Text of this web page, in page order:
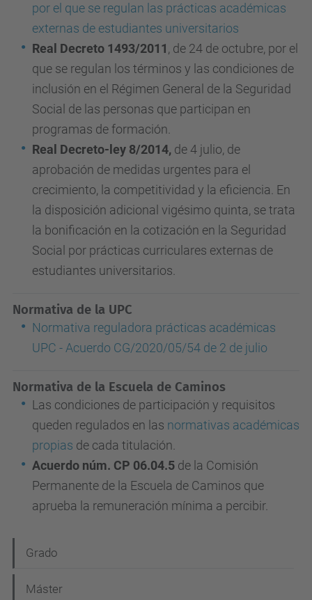
por el que se regulan las prácticas académicas
externas de estudiantes universitarios
Real Decreto 1493/2011, de 24 de octubre, por el
que se regulan los términos y las condiciones de
inclusión en el Régimen General de la Seguridad
Social de las personas que participan en
programas de formación.
Real Decreto-ley 8/2014, de 4 julio, de
aprobación de medidas urgentes para el
crecimiento, la competitividad y la eficiencia. En
la disposición adicional vigésimo quinta, se trata
la bonificación en la cotización en la Seguridad
Social por prácticas curriculares externas de
estudiantes universitarios.
Normativa de la UPC
Normativa reguladora prácticas académicas
UPC - Acuerdo CG/2020/05/54 de 2 de julio
Normativa de la Escuela de Caminos
Las condiciones de participación y requisitos
queden regulados en las normativas académicas
propias de cada titulación.
Acuerdo núm. CP 06.04.5 de la Comisión
Permanente de la Escuela de Caminos que
aprueba la remuneración mínima a percibir.
a
Grado
Máster